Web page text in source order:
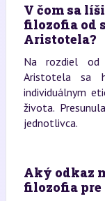
V čom sa
filozofia od
Aristotela?
Na rozdiel od
Aristotela sa
individuálnym
života.
jednotlivca.
Aký odkaz
filozofia pre